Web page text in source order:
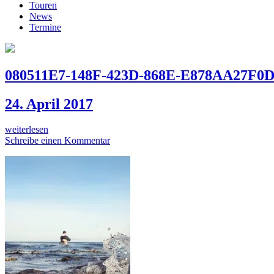
Touren
News
Termine
080511E7-148F-423D-868E-
24. April 2017
weiterlesen
Schreibe einen Kommentar